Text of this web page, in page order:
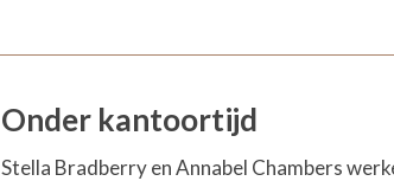
Onder kantoortijd
Stella Bradberry en Annabel Chambers